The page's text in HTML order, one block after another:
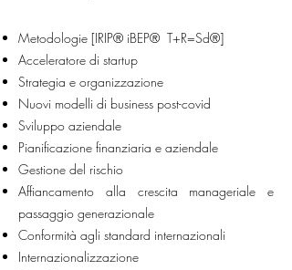
Metodologie [IRIP® iBEP® T+R=Sd®]
Acceleratore di startup
Strategia e organizzazione
Nuovi modelli di business post-covid
Sviluppo aziendale
Pianificazione finanziaria e aziendale
Gestione del rischio
Affiancamento alla crescita manageriale e
passaggio generazionale
Conformità agli standard internazionali
Internazionalizzazione